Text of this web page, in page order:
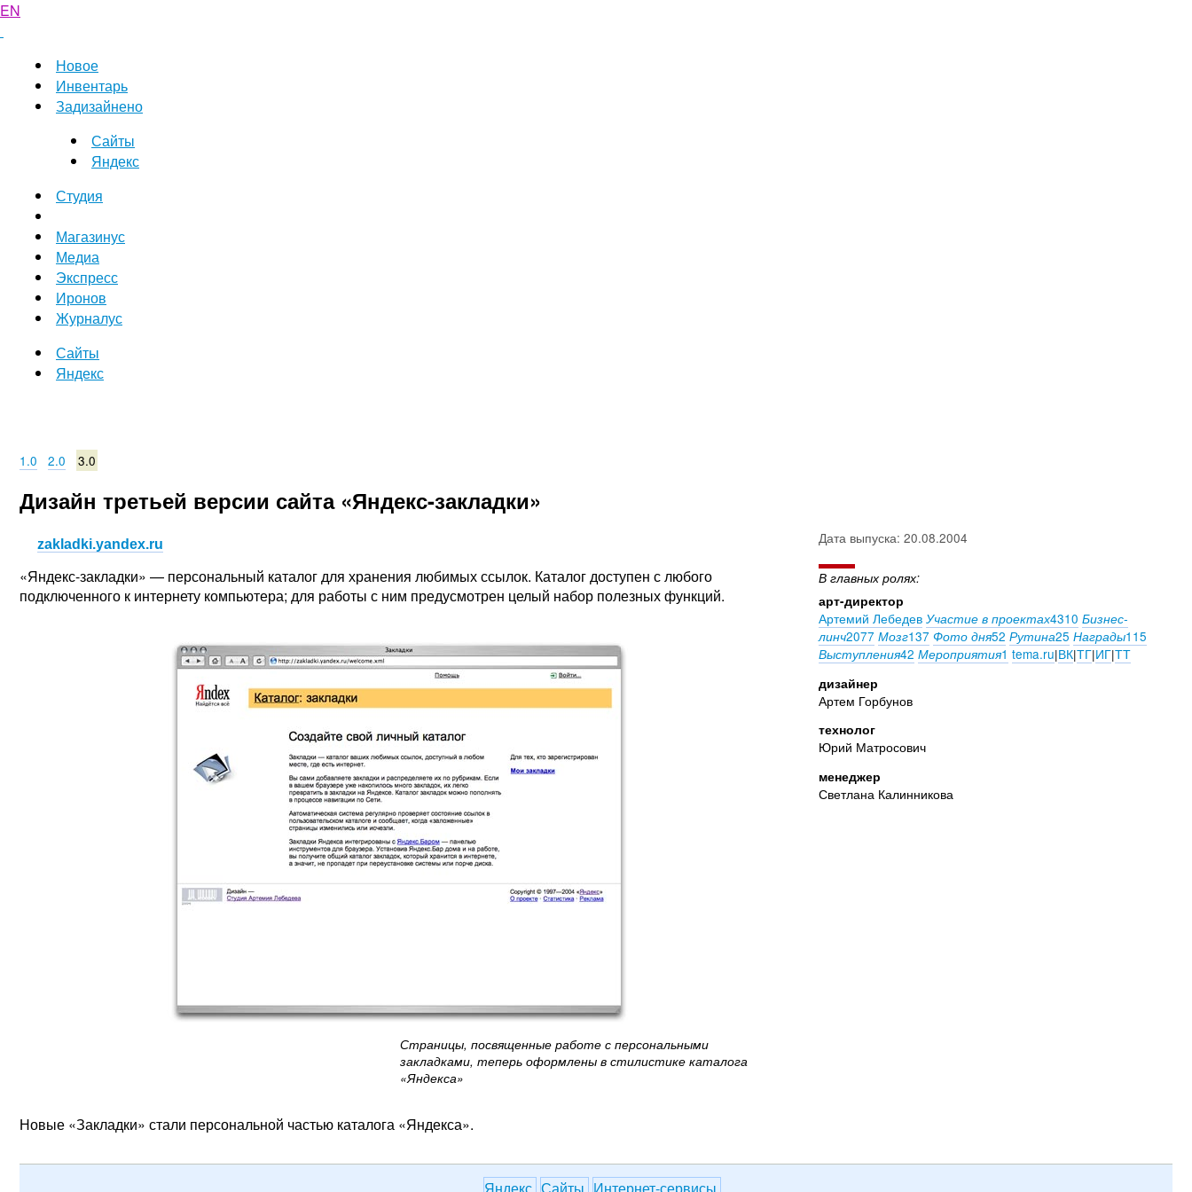
EN
Новое
Инвентарь
Задизайнено
Сайты
Яндекс
Студия
Магазинус
Медиа
Экспресс
Иронов
Журналус
Сайты
Яндекс
1.0 2.0 3.0
Дизайн третьей версии сайта «Яндекс-закладки»
zakladki.yandex.ru
«Яндекс-закладки» — персональный каталог для хранения любимых ссылок. Каталог доступен с любого
подключенного к интернету компьютера; для работы с ним предусмотрен целый набор полезных функций.
Страницы, посвященные работе с персональными
закладками, теперь оформлены в стилистике каталога
«Яндекса»
Новые «Закладки» стали персональной частью каталога «Яндекса».
Дата выпуска: 20.08.2004
В главных ролях:
арт-директор
Артемий Лебедев Участие в проектах4310 Бизнес-
линч2077 Мозг137 Фото дня52 Рутина25 Награды115
Выступления42 Мероприятия1 tema.ru|ВК|ТГ|ИГ|ТТ
дизайнер
Артем Горбунов
технолог
Юрий Матросович
менеджер
Светлана Калинникова
Яндекс Сайты Интернет-сервисы